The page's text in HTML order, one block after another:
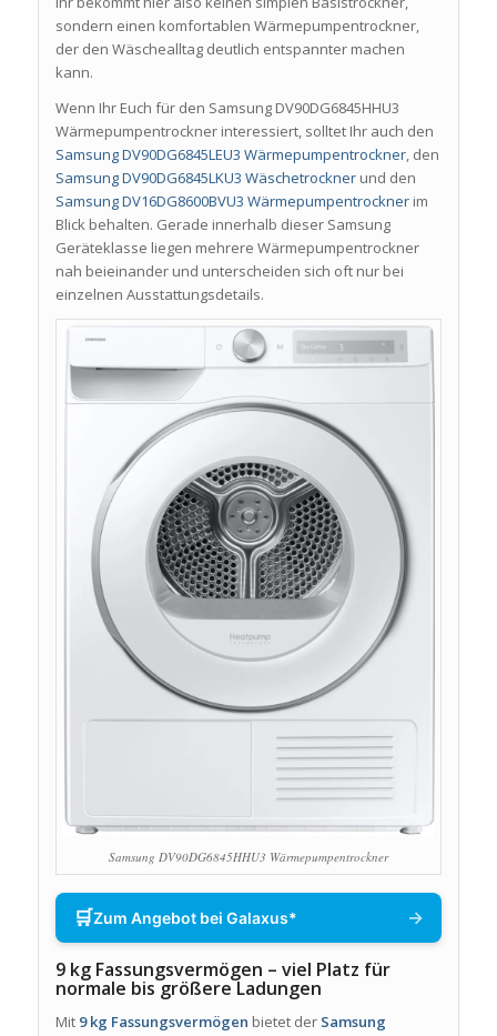
sondern einen komfortablen Wärmepumpentrockner,
der den Wäschealltag deutlich entspannter machen
kann.
Wenn Ihr Euch für den Samsung DV90DG6845HHU3
Wärmepumpentrockner interessiert, solltet Ihr auch den
Samsung DV90DG6845LEU3 Wärmepumpentrockner, den
Samsung DV90DG6845LKU3 Wäschetrocknerund den
Samsung DV16DG8600BVU3 Wärmepumpentrocknerim
Blick behalten. Gerade innerhalb dieser Samsung
Geräteklasse liegen mehrere Wärmepumpentrockner
nah beieinander und unterscheiden sich oft nur bei
einzelnen Ausstattungsdetails.
Samsung DV90DG6845HHU3 Wärmepumpentrockner
🛒Zum Angebot bei Galaxus* →
9 kg Fassungsvermögen – viel Platz für
normale bis größere Ladungen
Mit 9 kg Fassungsvermögen bietet der Samsung